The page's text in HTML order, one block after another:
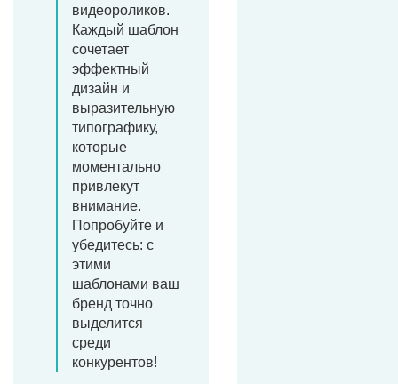
видеороликов.
Каждый шаблон
сочетает
эффектный
дизайн и
выразительную
типографику,
которые
моментально
привлекут
внимание.
Попробуйте и
убедитесь: с
этими
шаблонами ваш
бренд точно
выделится
среди
конкурентов!